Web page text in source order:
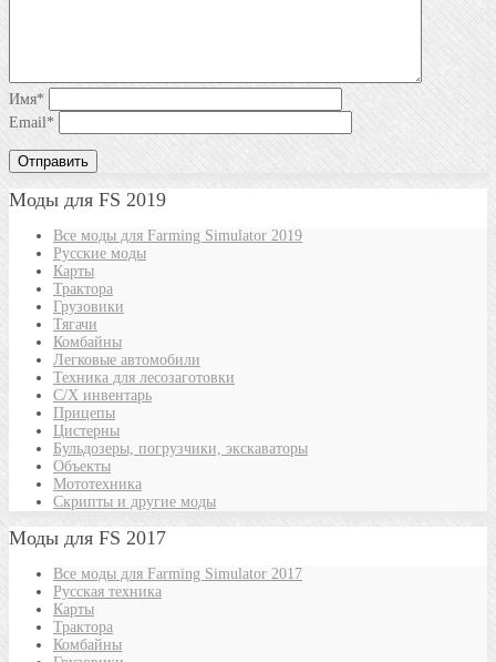
Имя*
Email*
Моды для FS 2019
Все моды для Farming Simulator 2019
Русские моды
Карты
Трактора
Грузовики
Тягачи
Комбайны
Легковые автомобили
Техника для лесозаготовки
С/Х инвентарь
Прицепы
Цистерны
Бульдозеры, погрузчики, экскаваторы
Объекты
Мототехника
Скрипты и другие моды
Моды для FS 2017
Все моды для Farming Simulator 2017
Русская техника
Карты
Трактора
Комбайны